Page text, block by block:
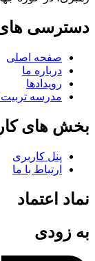
دسترسی
صفحه اصلی
درباره ما
رویدادها
مدرسه تربیت
بخش های
پنل کاربری
ارتباط با ما
نماد اعتماد
به زودی